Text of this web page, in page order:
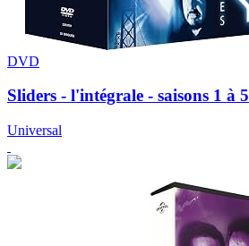
DVD
Sliders - l'intégrale - saisons 1 à 5
Universal